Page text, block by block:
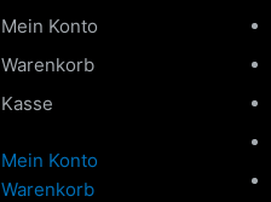
Mein Konto
Warenkorb
Kasse
Mein Konto
Warenkorb